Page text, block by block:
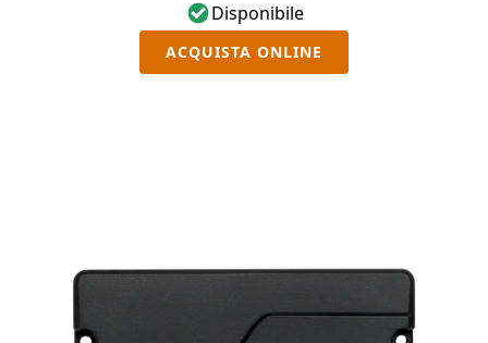
Disponibile
ACQUISTA ONLINE